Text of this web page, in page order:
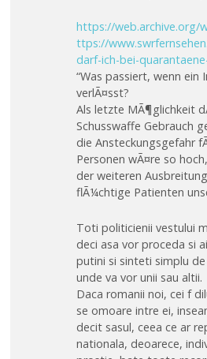
https://web.archive.org/
ttps://
darf-ich-bei-
“Was passiert, wenn ein
verlÃ¤sst?
Als letzte MÃ¶glichkeit
Schusswaffe Gebrauch
die Ansteckungsgefahr
Personen wÃ¤re so
der weiteren
flÃ¼chtige Patienten
Toti politicienii vestului
deci asa vor proceda si
putini si sinteti simplu
unde va vor unii sau altii.
Daca romanii noi, cei f
se omoare intre ei,
decit sasul, ceea ce ar
nationala, deoarece,